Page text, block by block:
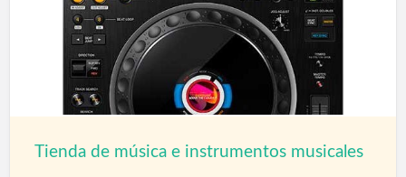
Tienda de música e instrumentos musicales